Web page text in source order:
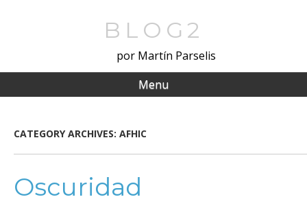
BLOG2
por Martín Parselis
Menu
CATEGORY ARCHIVES: AFHIC
Oscuridad